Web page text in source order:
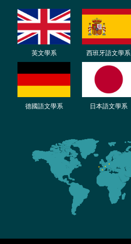
英文學系 西班牙語文學系
德國語文學系 日本語文學系